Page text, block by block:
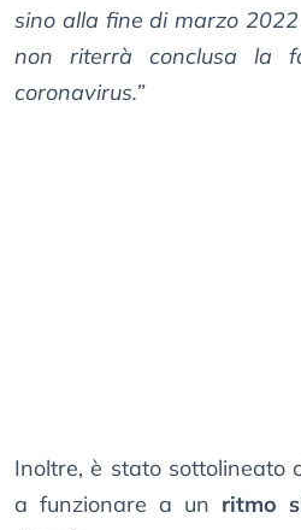
sino alla fine di marzo
non riterrà conclusa la
coronavirus.”
Inoltre, è stato sottolineato
a funzionare a un ritmo